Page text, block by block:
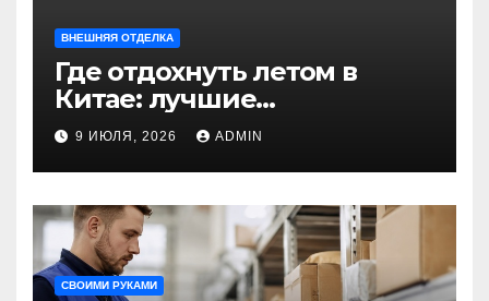
ВНЕШНЯЯ ОТДЕЛКА
Где отдохнуть летом в
Китае: лучшие
направления для
незабываемого
путешествия
9 ИЮЛЯ, 2026 ADMIN
СВОИМИ РУКАМИ